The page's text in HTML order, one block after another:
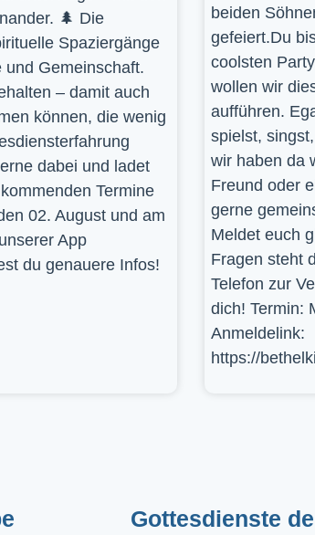
🌲 Die
Spaziergänge
und Gemeinschaft.
– damit auch
können, die wenig
dabei und ladet
Termine
02. August und am
App
du genauere Infos!
beiden
gefeiert.Du
coolsten
wollen wir
aufführen.
spielst,
wir haben da
Freund oder
gerne
Meldet euch
Fragen steht
Telefon zur
dich! Termin:
Anmeldelink:
https://
Gottesdienste